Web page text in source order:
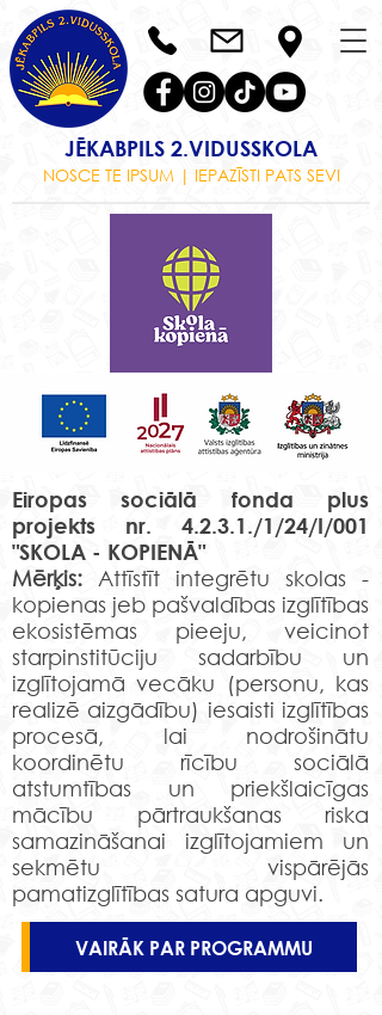
JĒKABPILS 2.VIDUSSKOLA
NOSCE TE IPSUM | IEPAZĪSTI PATS SEVI
Eiropas sociālā fonda plus
projekts nr. 4.2.3.1./1/24/I/001
"SKOLA - KOPIENĀ"
Mērķis: Attīstīt integrētu skolas -
kopienas jeb pašvaldības izglītības
ekosistēmas pieeju, veicinot
starpinstitūciju sadarbību un
izglītojamā vecāku (personu, kas
realizē aizgādību) iesaisti izglītības
procesā, lai nodrošinātu
koordinētu rīcību sociālā
atstumtības un priekšlaicīgas
mācību pārtraukšanas riska
samazināšanai izglītojamiem un
sekmētu vispārējās
pamatizglītības satura apguvi.
VAIRĀK PAR PROGRAMMU